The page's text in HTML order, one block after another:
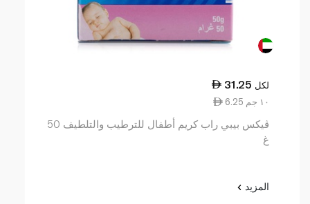
31.25 لكل
6.25 ١٠ جم
ڨيكس بيبي راب كريم أطفال للترطيب والتلطيف 50
غ
المزيد